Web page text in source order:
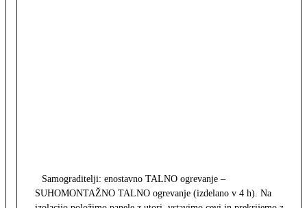
Samograditelji: enostavno TALNO ogrevanje –
SUHOMONTAŽNO TALNO ogrevanje (izdelano v 4 h). Na